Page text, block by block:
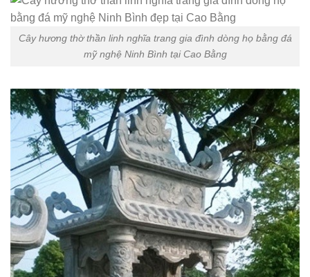
Cây hương thờ thần linh nghĩa trang gia đình dòng họ bằng đá
mỹ nghệ Ninh Bình tại Cao Bằng